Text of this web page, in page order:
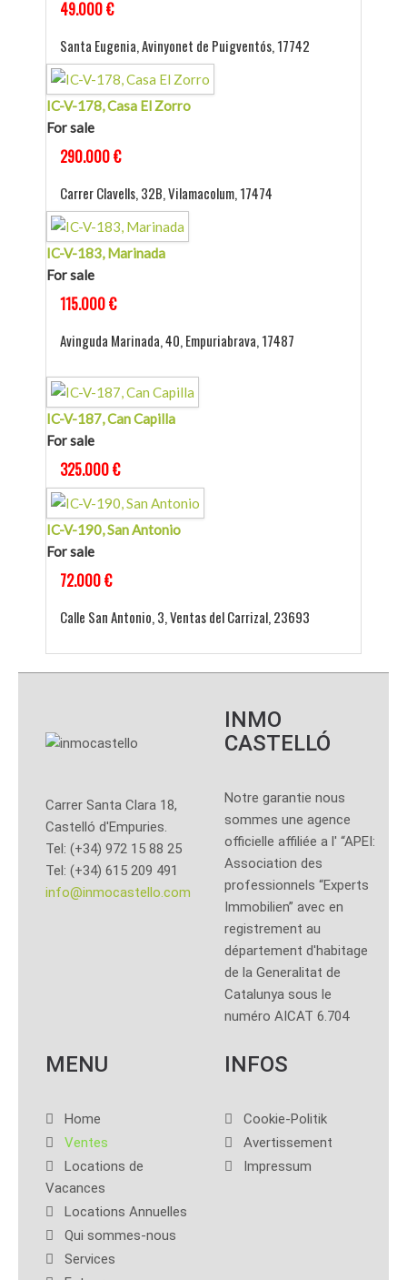
49.000 €
Santa Eugenia, Avinyonet de Puigventós, 17742
IC-V-178, Casa El Zorro
For sale
290.000 €
Carrer Clavells, 32B, Vilamacolum, 17474
IC-V-183, Marinada
For sale
115.000 €
Avinguda Marinada, 40, Empuriabrava, 17487
IC-V-187, Can Capilla
For sale
325.000 €
IC-V-190, San Antonio
For sale
72.000 €
Calle San Antonio, 3, Ventas del Carrizal, 23693
Carrer Santa Clara 18,
Castelló d'Empuries.
Tel: (+34) 972 15 88 25
Tel: (+34) 615 209 491
info@inmocastello.com
INMO
CASTELLÓ
Notre garantie nous
sommes une agence
officielle affiliée a l' “APEI:
Association des
professionnels “Experts
Immobilien” avec en
registrement au
département d'habitage
de la Generalitat de
Catalunya sous le
numéro AICAT 6.704
MENU
Home
Ventes
Locations de
Vacances
Locations Annuelles
Qui sommes-nous
Services
INFOS
Cookie-Politik
Avertissement
Impressum